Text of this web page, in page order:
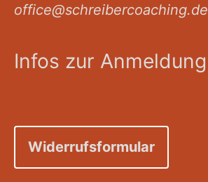
office@schreibercoaching.de
Infos zur Anmeldung
Widerrufsformular